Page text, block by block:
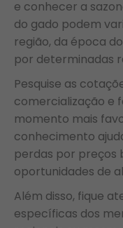
e conhecer a
do gado podem
região, da época
por determinadas
Pesquise as
comercialização e
momento mais
conhecimento
perdas por preços
oportunidades de
Além disso, fique
específicas dos